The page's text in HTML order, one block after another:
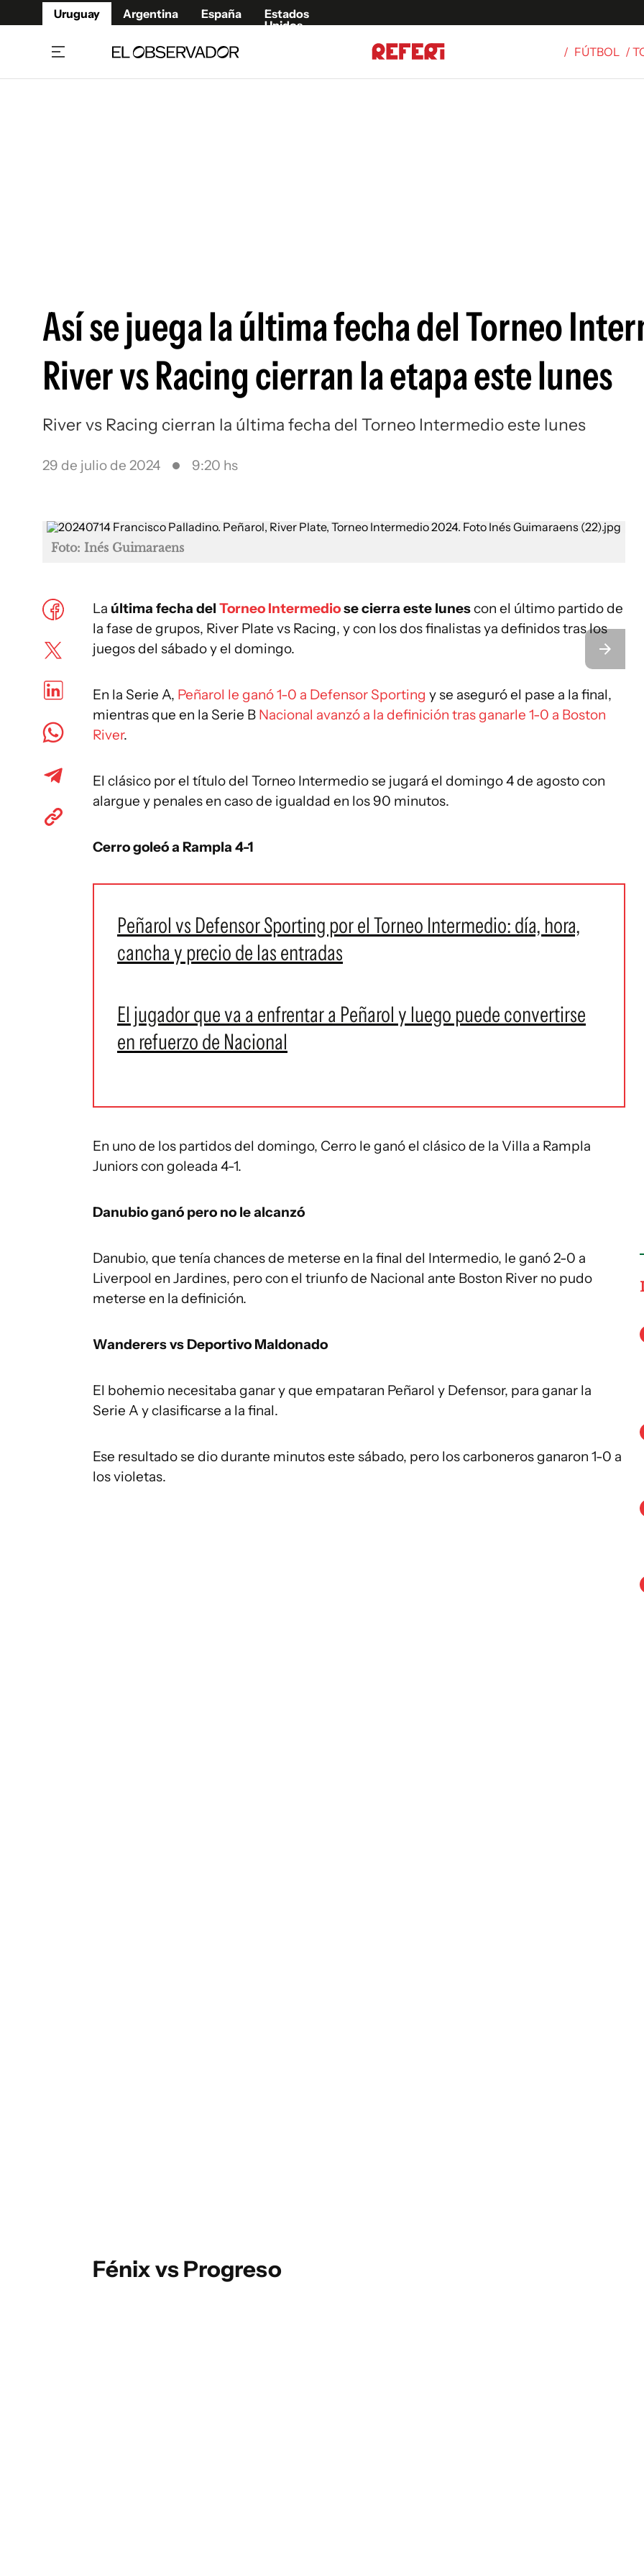
Uruguay Argentina España
Estados
Unidos
/ FÚTBOL /
Así se juega la última fecha del Torneo
River vs Racing cierran la etapa este lunes
River vs Racing cierran la última fecha del Torneo Intermedio este lunes
29 de julio de 2024 9:20 hs
Foto: Inés Guimaraens
La última fecha del Torneo Intermediose cierra este lunescon el último partido de
la fase de grupos, River Plate vs Racing, y con los dos finalistas ya definidos tras los
juegos del sábado y el domingo.
En la Serie A, Peñarol le ganó 1-0 a Defensor Sporting y se aseguró el pase a la final,
mientras que en la Serie B Nacional avanzó a la definición tras ganarle 1-0 a Boston
River.
El clásico por el título del Torneo Intermedio se jugará el domingo 4 de agosto con
alargue y penales en caso de igualdad en los 90 minutos.
Cerro goleó a Rampla 4-1
Peñarol vs Defensor Sporting por el Torneo Intermedio: día, hora,
cancha y precio de las entradas
El jugador que va a enfrentar a Peñarol y luego puede convertirse
en refuerzo de Nacional
En uno de los partidos del domingo, Cerro le ganó el clásico de la Villa a Rampla
Juniors con goleada 4-1.
Danubio ganó pero no le alcanzó
Danubio, que tenía chances de meterse en la final del Intermedio, le ganó 2-0 a
Liverpool en Jardines, pero con el triunfo de Nacional ante Boston River no pudo
meterse en la definición.
Wanderers vs Deportivo Maldonado
El bohemio necesitaba ganar y que empataran Peñarol y Defensor, para ganar la
Serie A y clasificarse a la final.
Ese resultado se dio durante minutos este sábado, pero los carboneros ganaron 1-0 a
los violetas.
Fénix vs Progreso